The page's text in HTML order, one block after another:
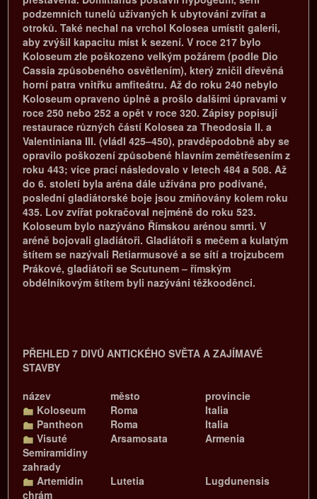
podzemních tunelů užívaných k ubytování zvířat a
otroků. Také nechal na vrchol Kolosea umístit galerii,
aby zvýšil kapacitu míst k sezení. V roce 217 bylo
Koloseum zle poškozeno velkým požárem (podle Dio
Cassia způsobeného osvětlením), který zničil dřevěná
horní patra vnitřku amfiteátru. Až do roku 240 nebylo
Koloseum opraveno úplně a prošlo dalšími úpravami v
roce 250 nebo 252 a opět v roce 320. Zápisy popisují
restaurace různých částí Kolosea za Theodosia II. a
Valentiniana III. (vládl 425–450), pravděpodobně aby se
opravilo poškození způsobené hlavním zemětřesením z
roku 443; více prací následovalo v letech 484 a 508. Až
do 6. století byla aréna dále užívána pro podívané,
poslední gladiátorské boje jsou zmiňovány kolem roku
435. Lov zvířat pokračoval nejméně do roku 523.
Koloseum bylo nazýváno Římskou arénou smrti. V
aréně bojovali gladiátoři. Gladiátoři s mečem a kulatým
štítem se nazývali Retiarmusové a se sítí a trojzubcem
Prákové, gladiátoři se Scutunem – římským
obdélníkovým štítem byli nazýváni těžkooděnci.
PŘEHLED 7 DIVŮ ANTICKÉHO SVĚTA A ZAJÍMAVÉ
STAVBY
název
město
provincie
Koloseum
Roma
Italia
Pantheon
Roma
Italia
Visuté
Semiramidiny
zahrady
Arsamosata Armenia
Artemidin
chrám
Lutetia Lugdunensis